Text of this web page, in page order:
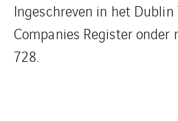
Ingeschreven in het Dublin
Companies Register onder
728.